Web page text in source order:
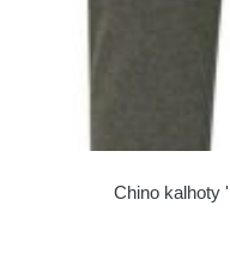
Chino kalhoty